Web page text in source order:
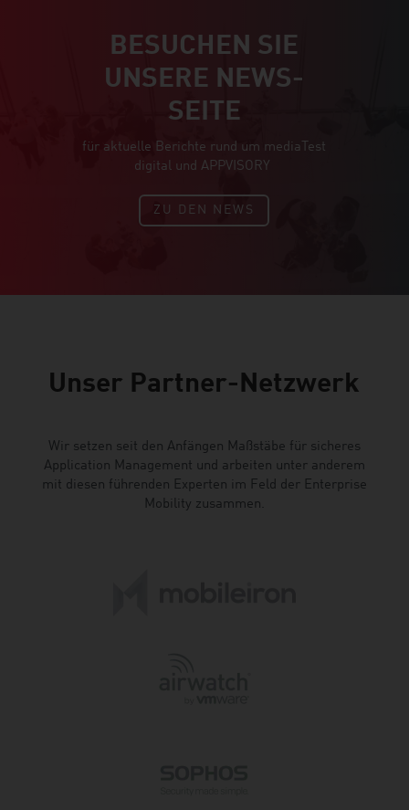
BESUCHEN SIE
UNSERE NEWS-
SEITE
für aktuelle Berichte rund um mediaTest
digital und APPVISORY
ZU DEN NEWS
Unser Partner-Netzwerk
Wir setzen seit den Anfängen Maßstäbe für sicheres
Application Management und arbeiten unter anderem
mit diesen führenden Experten im Feld der Enterprise
Mobility zusammen.